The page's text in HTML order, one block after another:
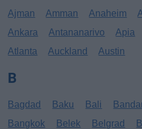
Ajman
Amman Anaheim
Ankara
Antananarivo Apia
Atlanta
Auckland Austin
B
Bagdad Baku Bali
Bangkok
Belek Belgrad